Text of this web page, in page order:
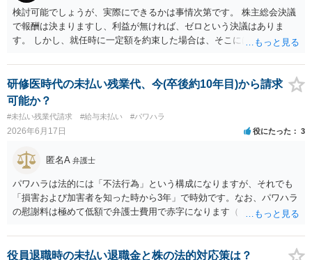
務の相場や通常の報酬水準を基準に「相当額」を算定して請求するこ
と自体は法律上否定されません。 ただし、相手方が「無償のつもりだ
った」と反論する可能性も高く、請求額の全額がそのまま認められる
とは限らないため、交渉の場面では「理論上の満額」と「現実的な落
としどころ」を分けて考える必要があります。 ４ 制作側から名刺が
支給され、その肩書きで外部と打合せ・広報活動を行っていた事実
は、「プロジェクトの一員として継続的に業務を担当していた」こと
を裏付ける有力な事情になります。もっとも、名刺の存在だけで有償
契約や具体的な報酬額が自動的に認められるわけではなく、あくまで
他の証拠と併せて評価される位置付けです。 ５ 今後も関わる場合
用負担等を明確に定めた業務委託契約書を締結しておくことを強くお
負担を時系列で整理し事実関係を共有すること ・「過去の貢献への最
低限の謝意・一部清算」と「今後の関係・契約条件」の双方につい
て、複数の選択肢を用意して提案すること を意識されるとよいかと思
検討可能でしょうが、実際にできるかは事情次第です。 株主総会決議
で報酬は決まりますし、利益が無ければ、ゼロという決議はありま
す。 しかし、就任時に一定額を約束した場合は、そこには配慮義務が
あります。 なお、法的に認められても会社に資力がなければ破産し
て、回収できないとなることもあります。
研修医時代の未払い残業代、今(卒後約10年目)から請求
可能か？
#未払い残業代請求 #給与未払い #パワハラ
2026年6月17日 役にたった 3
匿名A 弁護士
パワハラは法的には「不法行為」という構成になりますが、それでも
「損害および加害者を知った時から3年」で時効です。なお、パワハラ
の慰謝料は極めて低額で弁護士費用で赤字になります（「しまむら
ては、ただ時間が経過するだけでは足りず、時効の利益を受ける者が
「援用」、つまり「時効を主張する」ことが必要です。この「援用」
役員退職時の未払い退職金と株の法的対応策は？